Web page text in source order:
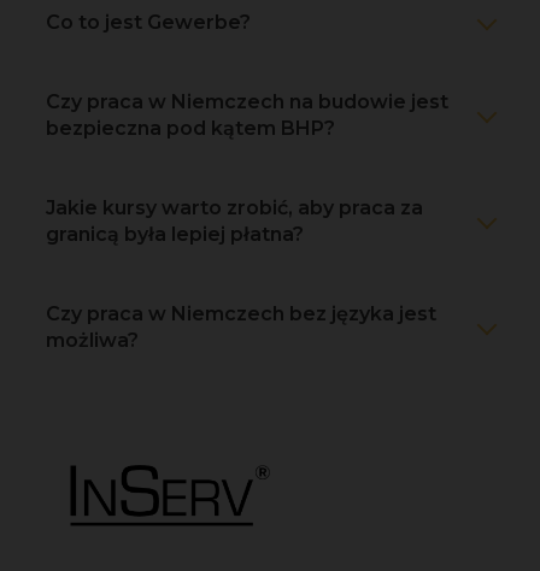
Co to jest Gewerbe?
Czy praca w Niemczech na budowie jest
bezpieczna pod kątem BHP?
Jakie kursy warto zrobić, aby praca za
granicą była lepiej płatna?
Czy praca w Niemczech bez języka jest
możliwa?